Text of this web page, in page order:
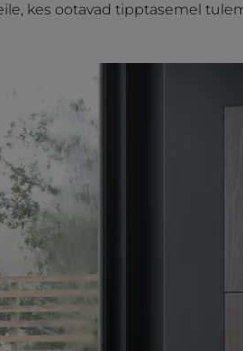
kes ootavad tipptasemel